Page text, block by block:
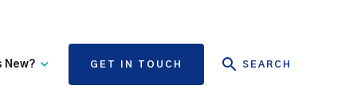
New? GET IN TOUCH SEARCH